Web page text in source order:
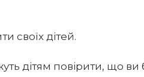
своїх дітей.
дітям повірити, що